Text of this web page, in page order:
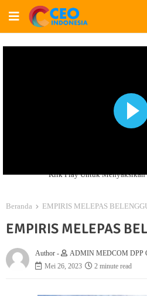
Klik Play Untuk Menyaksikan
Beranda EMPIRIS MELEPAS
EMPIRIS MELEPAS
Author -
ADMIN MEDCOM DPP
Mei 26, 2023
2 minute read